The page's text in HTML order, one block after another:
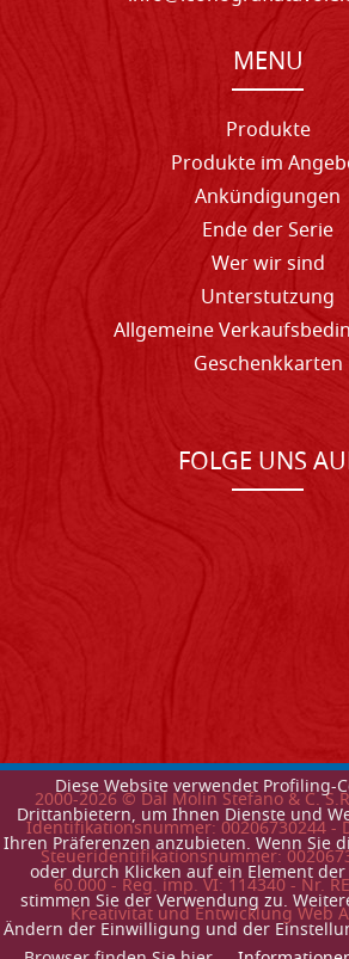
Diese Website verwendet Profiling-
Drittanbietern, um Ihnen Dienste und
Ihren Präferenzen anzubieten. Wenn Sie
oder durch Klicken auf ein Element
stimmen Sie der Verwendung zu.
Ändern der Einwilligung und der
MENU
Produkte
Produkte im
Ankündigungen
Ende der Serie
Wer wir sind
Unterstutzung
Allgemeine
Geschenkkarten
FOLGE UNS
2000-2026© Dal Molin Stefano & C.
Identifikationsnummer: 00206730244 -
Steueridentifikationsnummer:
60.000 - Reg. imp. VI: 114340 - Nr.
Kreativitat und Entwicklung Web